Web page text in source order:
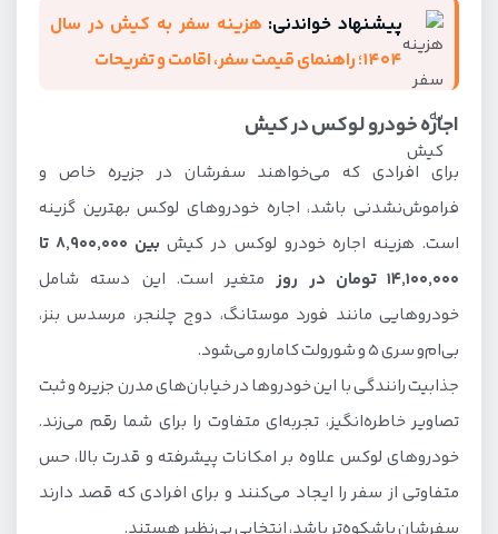
پیشنهاد خواندنی: هزینه سفر به کیش در سال
1404؛ راهنمای قیمت سفر، اقامت و تفریحات
اجاره خودرو لوکس در کیش
برای افرادی که می‌خواهند سفرشان در جزیره خاص و
فراموش‌نشدنی باشد، اجاره خودروهای لوکس بهترین گزینه
است. هزینه اجاره خودرو لوکس در کیش
بین ۸,۹۰۰,۰۰۰ تا
۱۴,۱۰۰,۰۰۰ تومان در روز
متغیر است. این دسته شامل
خودروهایی مانند فورد موستانگ، دوج چلنجر، مرسدس بنز،
بی‌ام‌و سری ۵ و شورولت کامارو می‌شود.
جذابیت رانندگی با این خودروها در خیابان‌های مدرن جزیره و ثبت
تصاویر خاطره‌انگیز، تجربه‌ای متفاوت را برای شما رقم می‌زند.
خودروهای لوکس علاوه بر امکانات پیشرفته و قدرت بالا، حس
متفاوتی از سفر را ایجاد می‌کنند و برای افرادی که قصد دارند
سفرشان باشکوه‌تر باشد، انتخابی بی‌نظیر هستند.